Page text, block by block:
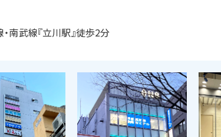
南武線『立川駅』徒歩2分